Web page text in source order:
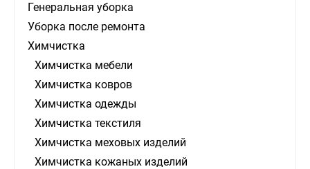
Генеральная уборка
Уборка после ремонта
Химчистка
Химчистка мебели
Химчистка ковров
Химчистка одежды
Химчистка текстиля
Химчистка меховых изделий
Химчистка кожаных изделий